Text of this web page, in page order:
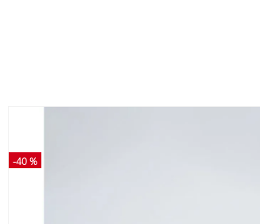
-40 %